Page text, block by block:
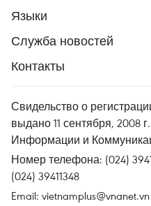
Языки
Служба новостей
Контакты
Свидельство о
выдано 11 сентября, 2008
Информации и
Номер телефона: (024)
(024) 39411348
Email: vietnamplus@vnanet.vn